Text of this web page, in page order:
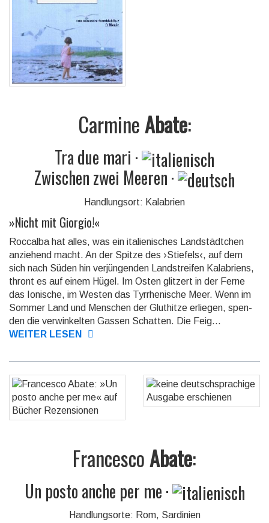
CarmineAbate:
Tra due mari ·
Zwischen zwei Meeren·
Handlungsort: Kalabrien
»Nicht mit Giorgio!«
Roccalba hat alles, was ein italienisches Land­städt­chen
anziehend macht. An der Spitze des ›Stie­fels‹, auf dem
sich nach Süden hin ver­jün­gen­den Land­strei­fen Kalabriens,
thront es auf einem Hügel. Im Osten glit­zert in der Ferne
das Io­ni­sche, im Westen das Tyrrhe­ni­sche Meer. Wenn im
Sommer Land und Menschen der Gluthitze erliegen, spen­
den die ver­win­kel­ten Gas­sen Schat­ten. Die Feig...
WEITER LESEN
FrancescoAbate:
Un posto anche per me·
Handlungsorte: Rom, Sardinien